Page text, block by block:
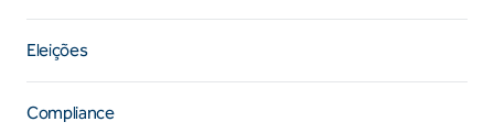
Eleições
Compliance